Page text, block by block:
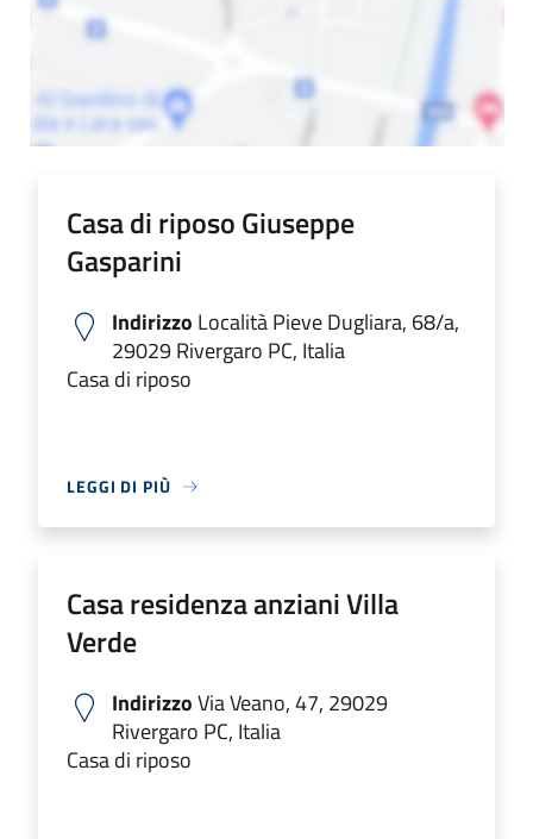
Casa di riposo Giuseppe
Gasparini
Indirizzo Località Pieve Dugliara, 68/a,
29029 Rivergaro PC, Italia
Casa di riposo
LEGGI DI PIÙ
Casa residenza anziani Villa
Verde
IndirizzoVia Veano, 47, 29029
Rivergaro PC, Italia
Casa di riposo